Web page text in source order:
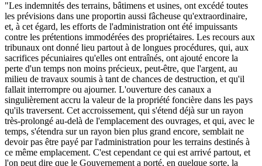
"Les indemnités des terrains, bâtimens et usines, ont excédé toutes
les prévisions dans une proportin aussi fâcheuse qu'extraordinaire,
et, à cet égard, les efforts de l'administration ont été impuissants
contre les prétentions immodérées des propriétaires. Les recours aux
tribunaux ont donné lieu partout à de longues procédures, qui, aux
sacrifices pécuniaires qu'elles ont entraînés, ont ajouté encore la
perte d'un temps non moins précieux, peut-être, que l'argent, au
milieu de travaux soumis à tant de chances de destruction, et qu'il
fallait interrompre ou ajourner. L'ouverture des canaux a
singulièrement accru la valeur de la propriété foncière dans les pays
qu'ils traversent. Cet accroissement, qui s'étend déjà sur un rayon
très-prolongé au-delà de l'emplacement des ouvrages, et qui, avec le
temps, s'étendra sur un rayon bien plus grand encore, semblait ne
devoir pas être payé par l'administration pour les terrains destinés à
ce même emplacement. C'est cependant ce qui est arrivé partout, et
l'on peut dire que le Gouvernement a porté, en quelque sorte, la